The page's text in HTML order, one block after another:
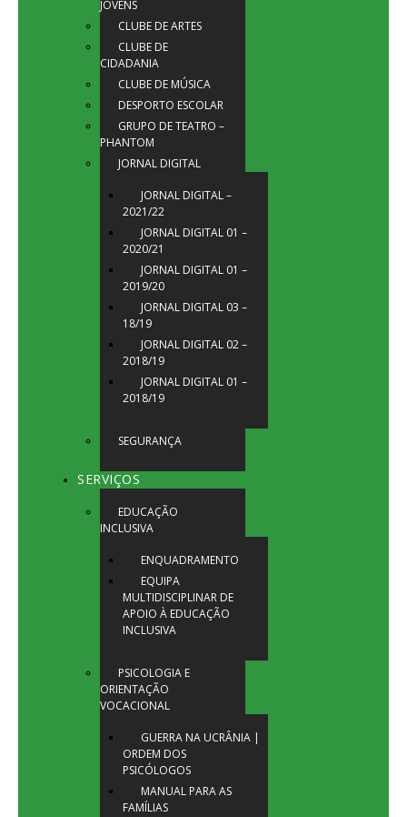
JOVENS
CLUBE DE ARTES
CLUBE DE
CIDADANIA
CLUBE DE MÚSICA
DESPORTO ESCOLAR
GRUPO DE TEATRO –
PHANTOM
JORNAL DIGITAL
JORNAL DIGITAL –
2021/22
JORNAL DIGITAL 01 –
2020/21
JORNAL DIGITAL 01 –
2019/20
JORNAL DIGITAL 03 –
18/19
JORNAL DIGITAL 02 –
2018/19
JORNAL DIGITAL 01 –
2018/19
SEGURANÇA
SERVIÇOS
EDUCAÇÃO
INCLUSIVA
ENQUADRAMENTO
EQUIPA
MULTIDISCIPLINAR DE
APOIO À EDUCAÇÃO
INCLUSIVA
PSICOLOGIA E
ORIENTAÇÃO
VOCACIONAL
GUERRA NA UCRÂNIA |
ORDEM DOS
PSICÓLOGOS
MANUAL PARA AS
FAMÍLIAS